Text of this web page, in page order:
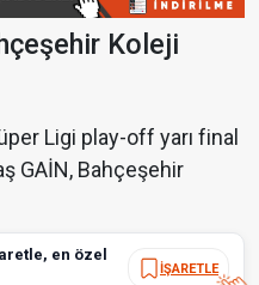
Koleji
Ligi play-off yarı final
GAİN, Bahçeşehir
en özel
İŞARETLE